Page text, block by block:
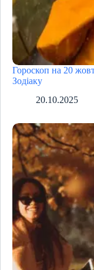
Гороскоп на 20
Зодіаку
20.10.2025